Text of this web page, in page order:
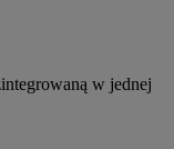
w jednej